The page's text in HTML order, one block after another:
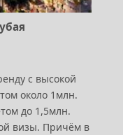
с высокой
около 1млн.
до 1,5млн.
визы. Причём в